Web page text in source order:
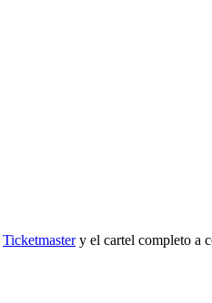
Ticketmastery el cartel completo a